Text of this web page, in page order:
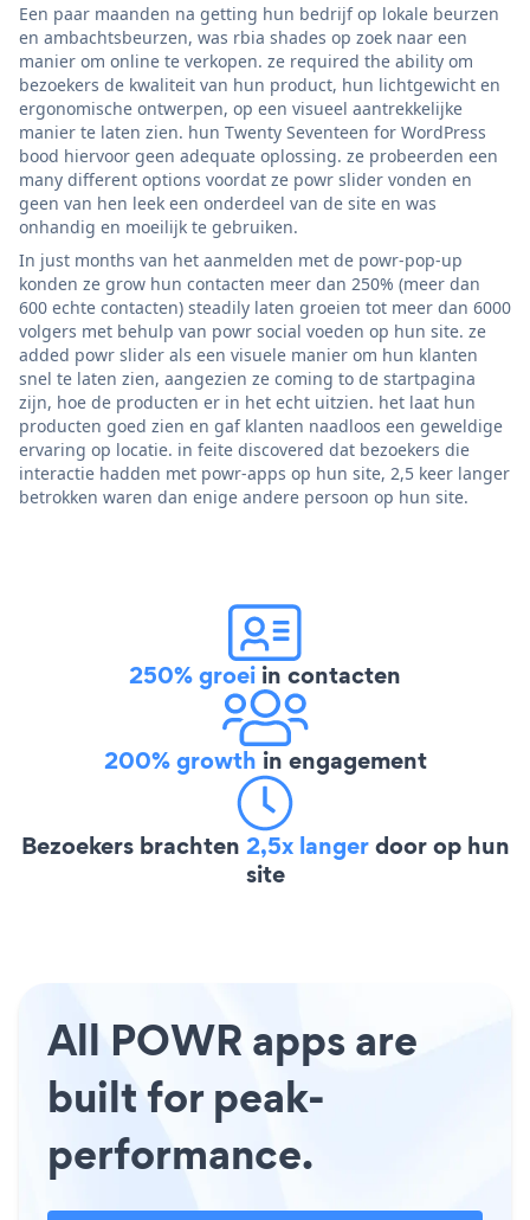
Een paar maanden na getting hun bedrijf op lokale beurzen
en ambachtsbeurzen, was rbia shades op zoek naar een
manier om online te verkopen. ze required the ability om
bezoekers de kwaliteit van hun product, hun lichtgewicht en
ergonomische ontwerpen, op een visueel aantrekkelijke
manier te laten zien. hun Twenty Seventeen for WordPress
bood hiervoor geen adequate oplossing. ze probeerden een
many different options voordat ze powr slider vonden en
geen van hen leek een onderdeel van de site en was
onhandig en moeilijk te gebruiken.
In just months van het aanmelden met de powr-pop-up
konden ze grow hun contacten meer dan 250% (meer dan
600 echte contacten) steadily laten groeien tot meer dan 6000
volgers met behulp van powr social voeden op hun site. ze
added powr slider als een visuele manier om hun klanten
snel te laten zien, aangezien ze coming to de startpagina
zijn, hoe de producten er in het echt uitzien. het laat hun
producten goed zien en gaf klanten naadloos een geweldige
ervaring op locatie. in feite discovered dat bezoekers die
interactie hadden met powr-apps op hun site, 2,5 keer langer
betrokken waren dan enige andere persoon op hun site.
250% groei in contacten
200% growth in engagement
Bezoekers brachten 2,5x langerdoor op hun
site
All POWR apps are
built for peak-
performance.